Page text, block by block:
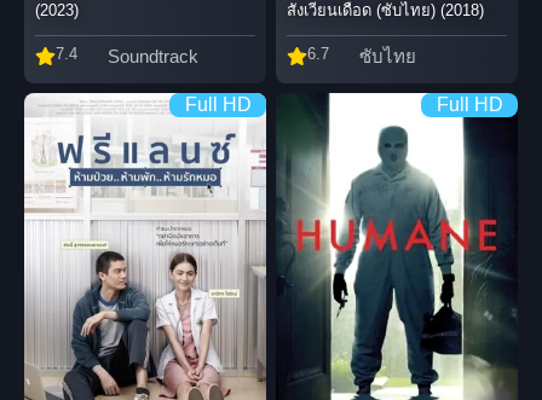
(2023)
7.4 Soundtrack
สังเวียนเดือด (ซับไทย) (2018)
6.7 ซับไทย
Full HD Full HD